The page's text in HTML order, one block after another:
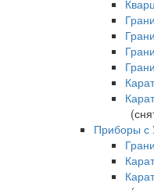
Приборы с